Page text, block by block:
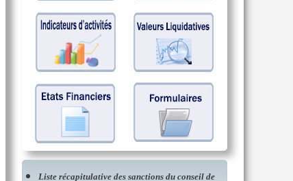
Liste récapitulative des sanctions du conseil de